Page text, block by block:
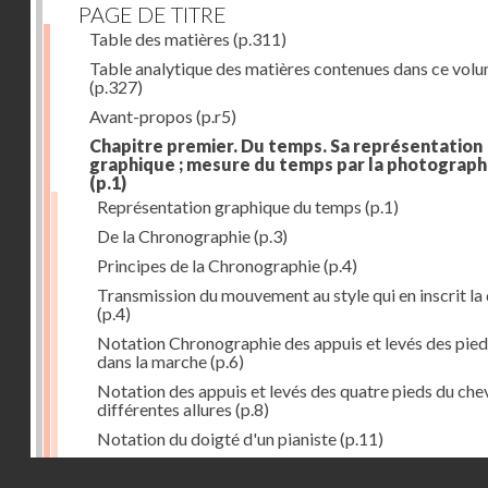
PAGE DE TITRE
Table des matières (p.311)
Table analytique des matières contenues dans ce
(p.327)
Avant-propos (p.r5)
Chapitre premier. Du temps. Sa représentation
graphique ; mesure du temps par la
(p.1)
Représentation graphique du temps (p.1)
De la Chronographie(p.3)
Principes de la Chronographie(p.4)
Transmission du mouvement au style qui en inscrit la
(p.4)
Notation Chronographie des appuis et levés des
dans la marche(p.6)
Notation des appuis et levés des quatre pieds du
différentes allures (p.8)
Notation du doigté d'un pianiste(p.11)